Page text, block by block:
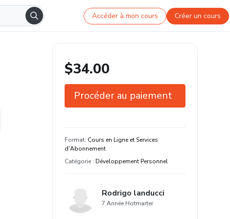
Accéder à mon cours Créer un cours
$34.00
Procéder au paiement
Étudiez à votre façon et sur n'importe
quel appareil
Format: Cours en Ligne et Services
d'Abonnement
Catégorie : Développement Personnel
Rodrigo landucci
7 Année Hotmarter